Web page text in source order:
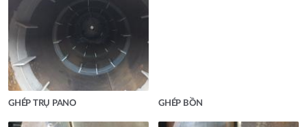
GHÉP TRỤ PANO GHÉP BỒN